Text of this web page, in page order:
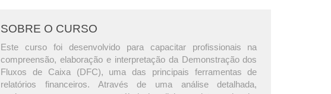
SOBRE O CURSO
Este curso foi desenvolvido para capacitar profissionais na
compreensão, elaboração e interpretação da Demonstração dos
Fluxos de Caixa (DFC), uma das principais ferramentas de
relatórios financeiros. Através de uma análise detalhada,